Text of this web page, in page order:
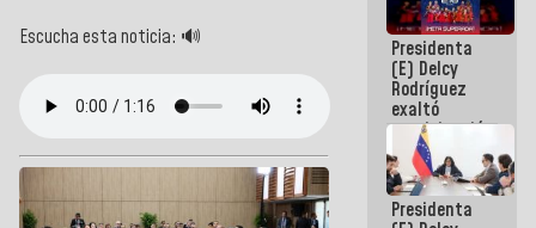
Escucha esta noticia: 🔊 Presidenta
(E) Delcy
Rodríguez
exaltó
participación
de
Venezuela
en Juegos
Centroamericanos
Presidenta